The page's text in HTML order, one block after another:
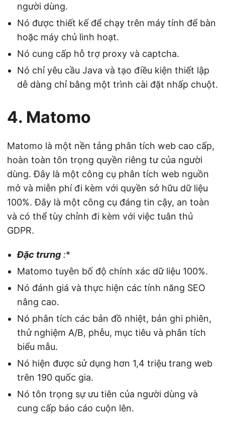
người dùng.
Nó được thiết kế để chạy trên máy tính để bàn
hoặc máy chủ linh hoạt.
Nó cung cấp hỗ trợ proxy và captcha.
Nó chỉ yêu cầu Java và tạo điều kiện thiết lập
dễ dàng chỉ bằng một trình cài đặt nhấp chuột.
4. Matomo
Matomo là một nền tảng phân tích web cao cấp,
hoàn toàn tôn trọng quyền riêng tư của người
dùng. Đây là một công cụ phân tích web nguồn
mở và miễn phí đi kèm với quyền sở hữu dữ liệu
100%. Đây là một công cụ đáng tin cậy, an toàn
và có thể tùy chỉnh đi kèm với việc tuân thủ
GDPR.
Đặc trưng :*
Matomo tuyên bố độ chính xác dữ liệu 100%.
Nó đánh giá và thực hiện các tính năng SEO
nâng cao.
Nó phân tích các bản đồ nhiệt, bản ghi phiên,
thử nghiệm A/B, phễu, mục tiêu và phân tích
biểu mẫu.
Nó hiện được sử dụng hơn 1,4 triệu trang web
trên 190 quốc gia.
Nó tôn trọng sự ưu tiên của người dùng và
cung cấp báo cáo cuộn lên.